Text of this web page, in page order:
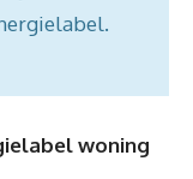
woning